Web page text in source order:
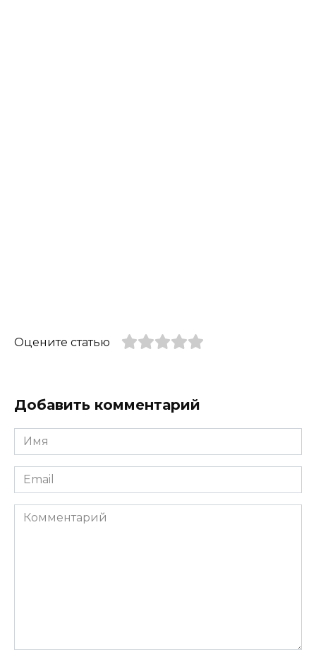
Оцените статью
Добавить комментарий
Имя
*
Email
*
Комментарий